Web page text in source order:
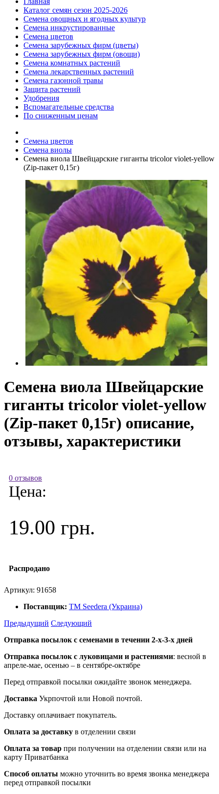
Каталог семян сезон 2025-2026
Семена овощных и ягодных культур
Семена инкрустированные
Семена цветов
Семена зарубежных фирм (цветы)
Семена зарубежных фирм (овощи)
Семена комнатных растений
Семена лекарственных растений
Семена газонной травы
Защита растений
Удобрения
Вспомагательные средства
По сниженным ценам
Семена цветов
Семена виолы
Семена виола Швейцарские гиганты tricolor violet-yellow
(Zip-пакет 0,15г)
Семена виола Швейцарские
гиганты tricolor violet-yellow
(Zip-пакет 0,15г) описание,
отзывы, характеристики
0 отзывов
Цена:
19.00 грн.
Распродано
Артикул: 91658
Поставщик: ТМ Seedera (Украина)
Предыдущий Следующий
Отправка посылок с семенами в течении 2-х-3-х дней
Отправка посылок с луковицами и растениями: весной в
апреле-мае, осенью – в сентябре-октябре
Перед отправкой посылки ожидайте звонок менеджера.
Доставка Укрпочтой или Новой почтой.
Доставку оплачивает покупатель.
Оплата за доставку в отделении связи
Оплата за товар при получении на отделении связи или на
карту Приватбанка
Способ оплаты можно уточнить во время звонка менеджера
перед отправкой посылки